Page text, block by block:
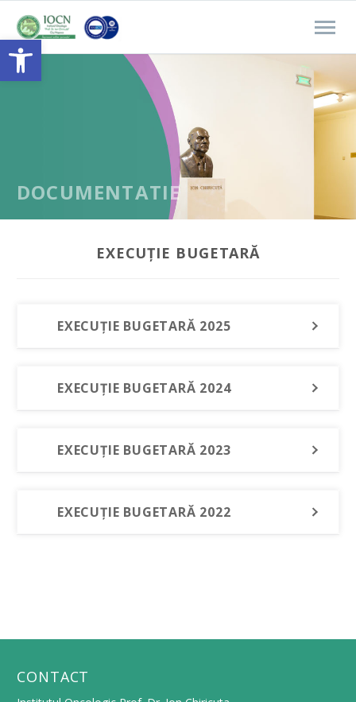
Open toolbar
DOCUMENTATIE
EXECUȚIE BUGETARĂ
EXECUȚIE BUGETARĂ 2025
EXECUȚIE BUGETARĂ 2024
EXECUȚIE BUGETARĂ 2023
EXECUȚIE BUGETARĂ 2022
CONTACT